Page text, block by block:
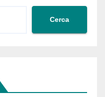
Cerca